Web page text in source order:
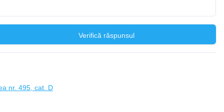
Verifică răspunsul
nr. 495, cat. D